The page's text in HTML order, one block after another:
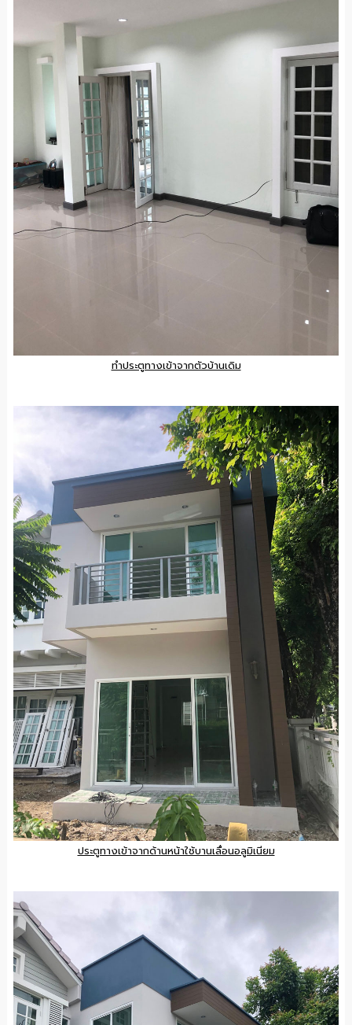
ทำประตูทางเข้าจากตัวบ้านเดิม
ประตูทางเข้าจากด้านหน้าใช้บานเลื่อนอลูมิเนียม